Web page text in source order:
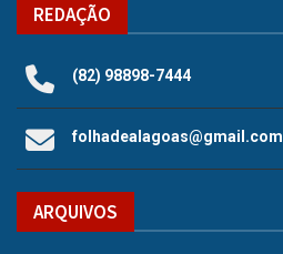
REDAÇÃO
(82) 98898-7444
folhadealagoas@gmail.com
ARQUIVOS